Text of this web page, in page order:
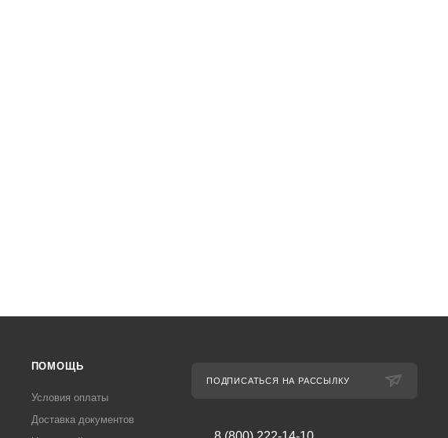
ПОМОЩЬ
Условия оплаты
Доставка документов
ПОДПИСАТЬСЯ НА РАССЫЛКУ